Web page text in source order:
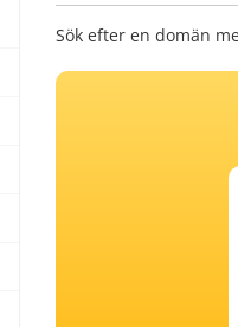
Sök efter en domän